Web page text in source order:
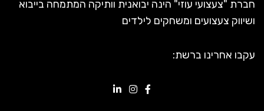
חברת "צעצועי עוזי" הינה יבואנית וותיקה המתמחה בייבוא
ושיווק צעצועים ומשחקים לילדים
עקבו אחרינו ברשת: